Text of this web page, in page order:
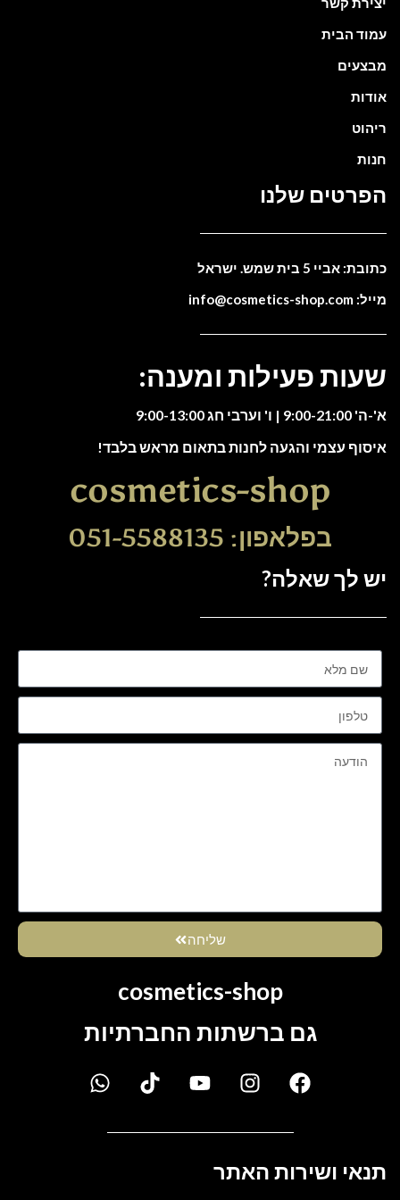
עמוד הבית
מבצעים
אודות
ריהוט
חנות
הפרטים שלנו
כתובת: אביי 5 בית שמש. ישראל
מייל: info@cosmetics-shop.com
שעות פעילות ומענה:
א'-ה' 9:00-21:00 | ו' וערבי חג 9:00-13:00
איסוף עצמי והגעה לחנות בתאום מראש בלבד!
cosmetics-shop
בפלאפון: 051-5588135
יש לך שאלה?
שליחה
cosmetics-shop
גם ברשתות החברתיות
תנאי ושירות האתר